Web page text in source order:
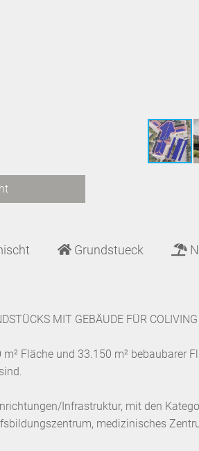
Grundstueck
MIT GEBÄUDE FÜR
Fläche und 33.150 m² bebaubarer
Infrastruktur, mit den
medizinisches